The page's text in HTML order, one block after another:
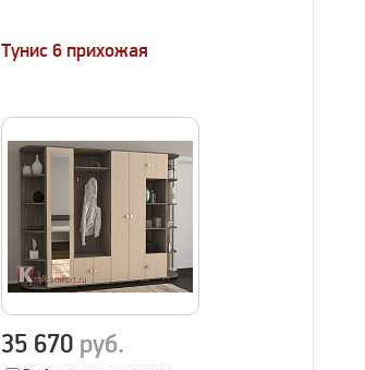
Тунис 6 прихожая
35 670 руб.